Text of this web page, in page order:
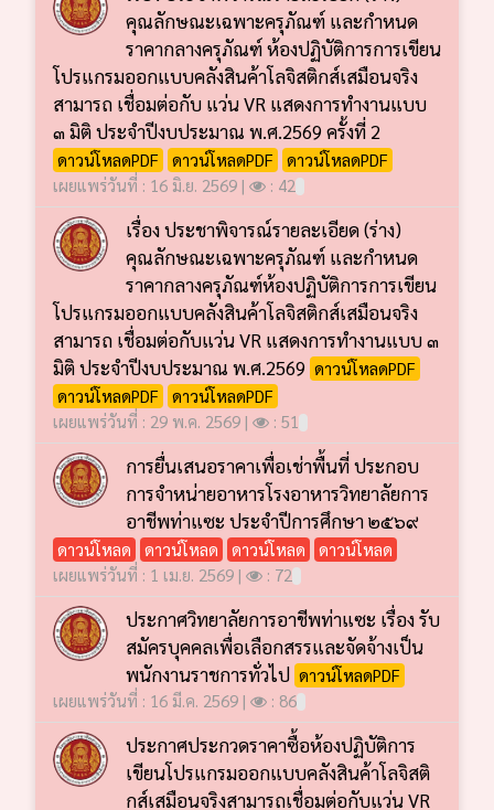
คุณลักษณะเฉพาะครุภัณฑ์ และกำหนด
ราคากลางครุภัณฑ์ ห้องปฏิบัติการการเขียน
โปรแกรมออกแบบคลังสินค้าโลจิสติกส์เสมือนจริง
สามารถ เชื่อมต่อกับ แว่น VR แสดงการทำงานแบบ
๓ มิติ ประจำปีงบประมาณ พ.ศ.2569 ครั้งที่ 2
ดาวน์โหลดPDF ดาวน์โหลดPDF
ดาวน์โหลดPDF
เผยแพร่วันที่ : 16 มิ.ย. 2569 |
: 42
เรื่อง ประชาพิจารณ์รายละเอียด (ร่าง)
คุณลักษณะเฉพาะครุภัณฑ์ และกำหนด
ราคากลางครุภัณฑ์ห้องปฏิบัติการการเขียน
โปรแกรมออกแบบคลังสินค้าโลจิสติกส์เสมือนจริง
สามารถ เชื่อมต่อกับแว่น VR แสดงการทำงานแบบ ๓
มิติ ประจำปีงบประมาณ พ.ศ.2569 ดาวน์โหลดPDF
ดาวน์โหลดPDF
ดาวน์โหลดPDF
เผยแพร่วันที่ : 29 พ.ค. 2569 |
: 51
การยื่นเสนอราคาเพื่อเช่าพื้นที่ ประกอบ
การจำหน่ายอาหารโรงอาหารวิทยาลัยการ
อาชีพท่าแซะ ประจำปีการศึกษา ๒๕๖๙
ดาวน์โหลด ดาวน์โหลด ดาวน์โหลด
ดาวน์โหลด
เผยแพร่วันที่ : 1 เม.ย. 2569 |
: 72
ประกาศวิทยาลัยการอาชีพท่าแซะ เรื่อง รับ
สมัครบุคคลเพื่อเลือกสรรและจัดจ้างเป็น
พนักงานราชการทั่วไป ดาวน์โหลดPDF
เผยแพร่วันที่ : 16 มี.ค. 2569 |
: 86
ประกาศประกวดราคาซื้อห้องปฏิบัติการ
เขียนโปรแกรมออกแบบคลังสินค้าโลจิสติ
กส์เสมือนจริงสามารถเชื่อมต่อกับแว่น VR